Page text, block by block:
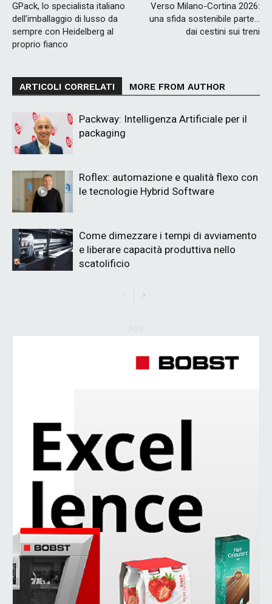
GPack, lo specialista italiano
dell’imballaggio di lusso da
sempre con Heidelberg al
proprio fianco
Verso Milano-Cortina 2026:
una sfida sostenibile parte…
dai cestini sui treni
ARTICOLI CORRELATI MORE FROM AUTHOR
Packway: Intelligenza Artificiale per il
packaging
Roflex: automazione e qualità flexo con
le tecnologie Hybrid Software
Come dimezzare i tempi di avviamento
e liberare capacità produttiva nello
scatolificio